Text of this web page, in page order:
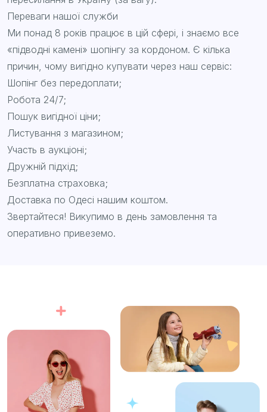
Переваги нашої служби
Ми понад 8 років працює в цій сфері, і знаємо все
«підводні камені» шопінгу за кордоном. Є кілька
причин, чому вигідно купувати через наш сервіс:
Шопінг без передоплати;
Робота 24/7;
Пошук вигідної ціни;
Листування з магазином;
Участь в аукціоні;
Дружній підхід;
Безплатна страховка;
Доставка по Одесі нашим коштом.
Звертайтеся! Викупимо в день замовлення та
оперативно привеземо.